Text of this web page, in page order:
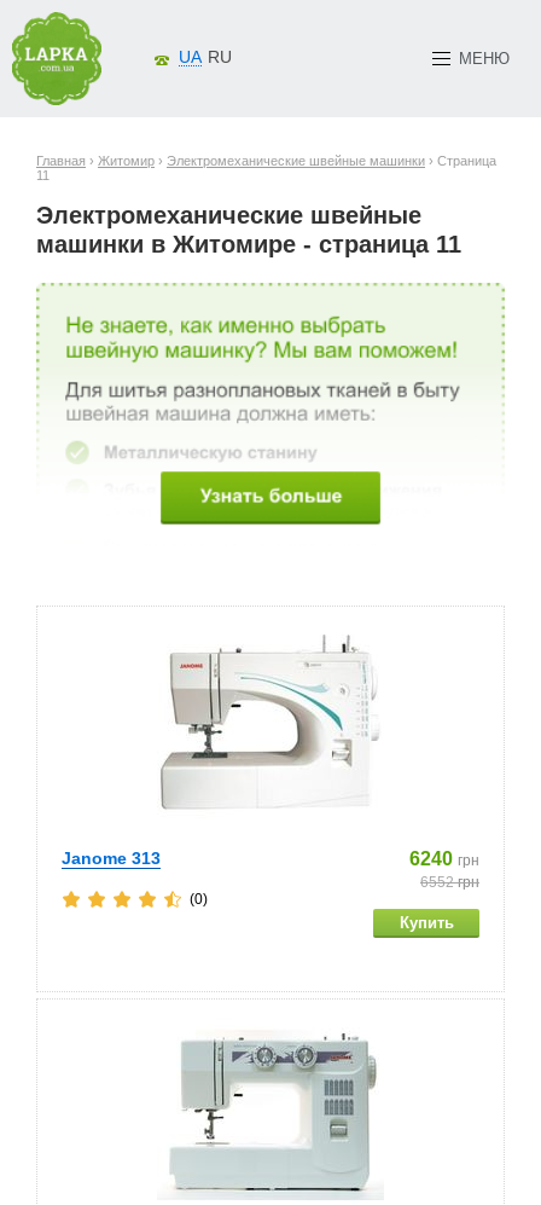
МЕНЮ
UA RU
Главная › Житомир › Электромеханические швейные машинки › Страница
11
Электромеханические швейные
машинки в Житомире - страница 11
Janome 313 6240 грн
6552грн
(0)